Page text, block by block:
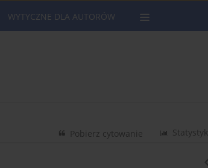
WYTYCZNE DLA AUTORÓW
Statystyki
Pobierz cytowanie